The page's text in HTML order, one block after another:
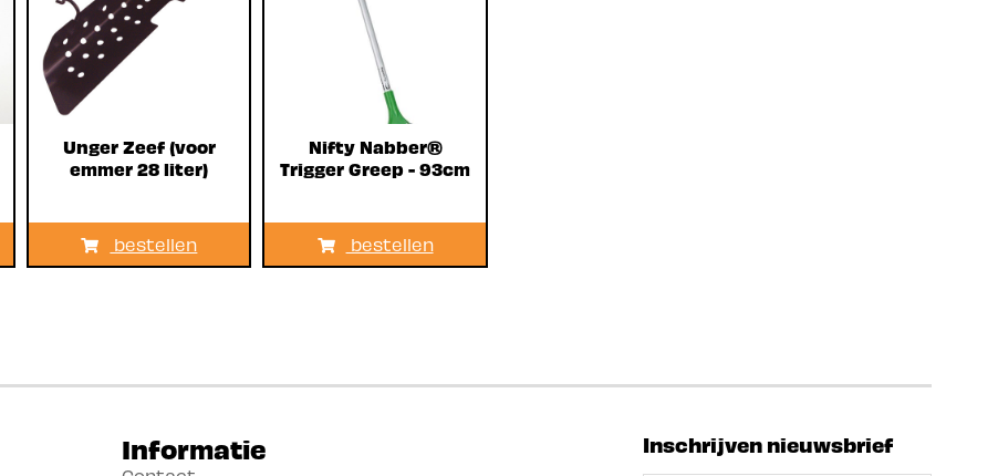
Unger Zeef (voor
emmer 28 liter)
bestellen
Nifty Nabber®
Trigger Greep - 93cm
bestellen
Informatie Inschrijven nieuwsbrief